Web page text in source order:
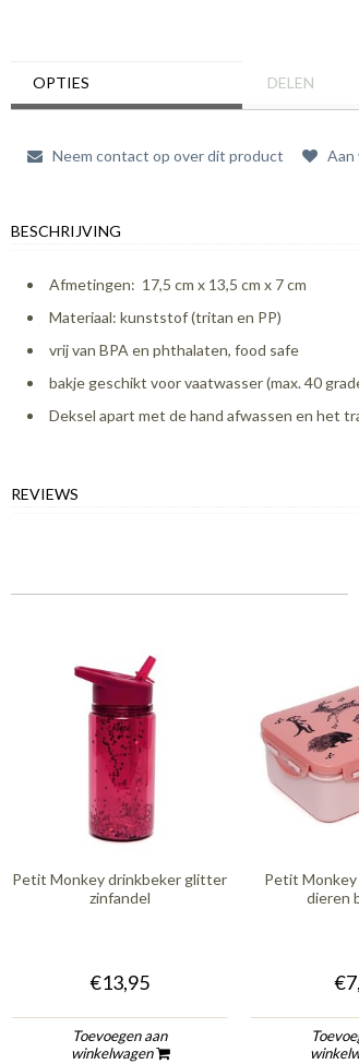
OPTIES DELEN
Neem contact op over dit product Aan
BESCHRIJVING
Afmetingen: 17,5 cm x 13,5 cm x 7 cm
Materiaal: kunststof (tritan en PP)
vrij van BPA en phthalaten, food safe
bakje geschikt voor vaatwasser (max. 40
Deksel apart met de hand afwassen en het
REVIEWS
Petit Monkey drinkbeker glitter
zinfandel
€13,95
Toevoegen aan
winkelwagen
Petit
dieren